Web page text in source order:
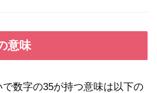
意味
数字の35が持つ意味は以下の